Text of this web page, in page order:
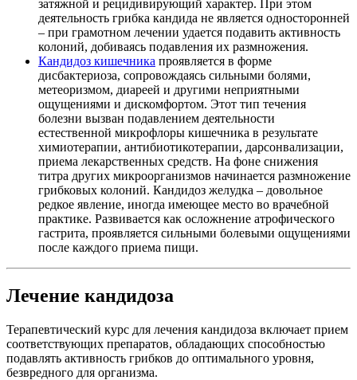
затяжной и рецидивирующий характер. При этом
деятельность грибка кандида не является односторонней
– при грамотном лечении удается подавить активность
колоний, добиваясь подавления их размножения.
Кандидоз кишечника проявляется в форме
дисбактериоза, сопровождаясь сильными болями,
метеоризмом, диареей и другими неприятными
ощущениями и дискомфортом. Этот тип течения
болезни вызван подавлением деятельности
естественной микрофлоры кишечника в результате
химиотерапии, антибиотикотерапии, дарсонвализации,
приема лекарственных средств. На фоне снижения
титра других микроорганизмов начинается размножение
грибковых колоний. Кандидоз желудка – довольное
редкое явление, иногда имеющее место во врачебной
практике. Развивается как осложнение атрофического
гастрита, проявляется сильными болевыми ощущениями
после каждого приема пищи.
Лечение кандидоза
Терапевтический курс для лечения кандидоза включает прием
соответствующих препаратов, обладающих способностью
подавлять активность грибков до оптимального уровня,
безвредного для организма.